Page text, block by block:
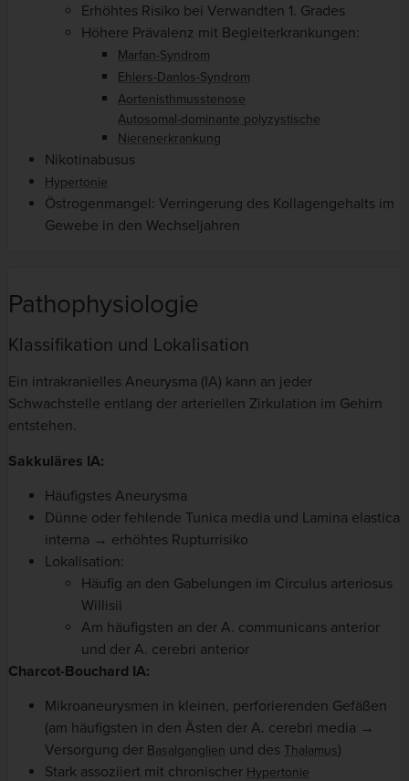
Erhöhtes Risiko bei Verwandten 1. Grades
Höhere Prävalenz mit Begleiterkrankungen:
Marfan-Syndrom
Ehlers-Danlos-Syndrom
Aortenisthmusstenose
Autosomal-dominante polyzystische
Nierenerkrankung
Nikotinabusus
Hypertonie
Östrogenmangel: Verringerung des Kollagengehalts im
Gewebe in den Wechseljahren
Pathophysiologie
Klassifikation und Lokalisation
Ein intrakranielles Aneurysma (IA) kann an jeder
Schwachstelle entlang der arteriellen Zirkulation im Gehirn
entstehen.
Sakkuläres IA:
Häufigstes Aneurysma
Dünne oder fehlende Tunica media und Lamina elastica
interna → erhöhtes Rupturrisiko
Lokalisation:
Häufig an den Gabelungen im Circulus arteriosus
Willisii
Am häufigsten an der A. communicans anterior
und der A. cerebri anterior
Charcot-Bouchard IA:
Mikroaneurysmen in kleinen, perforierenden Gefäßen
(am häufigsten in den Ästen der A. cerebri media →
Versorgung der Basalganglien und des Thalamus)
Stark assoziiert mit chronischer Hypertonie